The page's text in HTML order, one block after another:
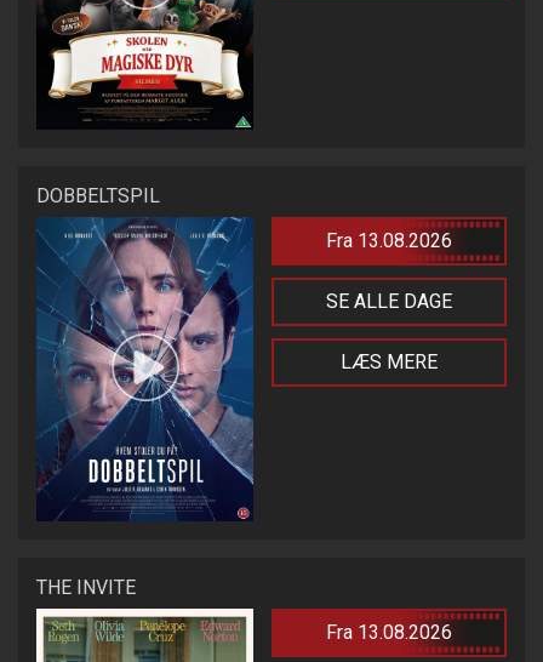
DOBBELTSPIL
Fra 13.08.2026
SE ALLE DAGE
LÆS MERE
THE INVITE
Fra 13.08.2026